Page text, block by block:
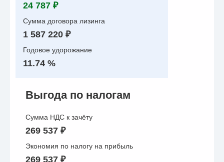
24 787 ₽
Сумма договора лизинга
1 587 220 ₽
Годовое удорожание
11.74 %
Выгода по налогам
Сумма НДС к зачёту
269 537 ₽
Экономия по налогу на прибыль
269 537 ₽